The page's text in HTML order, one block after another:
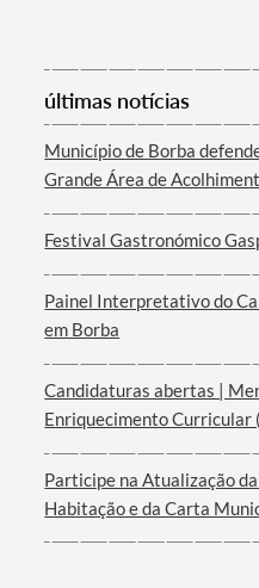
últimas notícias
Município de Borba
Grande Área de
Festival Gastronómico
Painel Interpretativo do
em Borba
Candidaturas abertas |
Enriquecimento Curricular
Participe na Atualização
Habitação e da Carta